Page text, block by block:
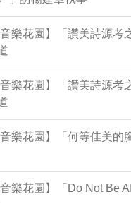
樂花園】「讚美詩源考
樂花園】「讚美詩源考
樂花園】「何等佳美的
樂花園】「Do Not Be